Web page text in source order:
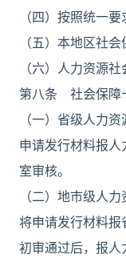
（四）按照统一
（五）本地区社
（六）人力资源
第八条 社会保障
（一）省级人力
申请发行材料报
室审核。
（二）地市级人
将申请发行材料报
初审通过后，报